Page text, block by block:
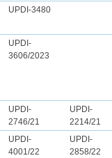
UPDI-3480
UPDI-
3606/2023
UPDI-
2746/21
UPDI-
2214/21
UPDI-
4001/22
UPDI-
2858/22